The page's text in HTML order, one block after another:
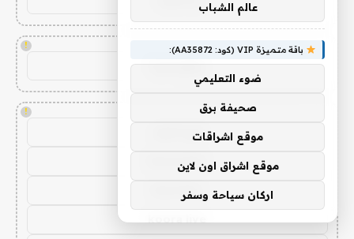
!
موقع كورة
!
كورة لايف
koora live
kora live
koora live
عالم الشباب
باقة متميزة VIP (كود: AA35872):
ضوء التعليمي
صحيفة برق
موقع اشراقات
موقع اشراق اون لاين
اركان سياحة وسفر